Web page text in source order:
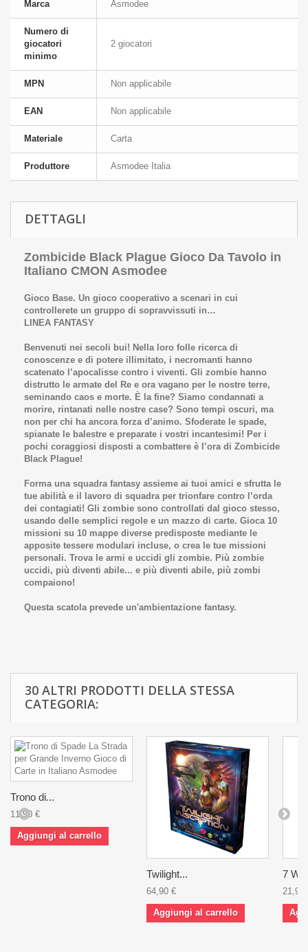
Marca Asmodee
Numero di
giocatori
minimo
2 giocatori
MPN Non applicabile
EAN Non applicabile
Materiale Carta
Produttore Asmodee Italia
DETTAGLI
Zombicide Black Plague Gioco Da Tavolo in
Italiano CMON Asmodee
Gioco Base. Un gioco cooperativo a scenari in cui
controllerete un gruppo di sopravvissuti in…
LINEA FANTASY
Benvenuti nei secoli bui! Nella loro folle ricerca di
conoscenze e di potere illimitato, i necromanti hanno
scatenato l’apocalisse contro i viventi. Gli zombie hanno
distrutto le armate del Re e ora vagano per le nostre terre,
seminando caos e morte. È la fine? Siamo condannati a
morire, rintanati nelle nostre case? Sono tempi oscuri, ma
non per chi ha ancora forza d’animo. Sfoderate le spade,
spianate le balestre e preparate i vostri incantesimi! Per i
pochi coraggiosi disposti a combattere è l’ora di Zombicide
Black Plague!
Forma una squadra fantasy assieme ai tuoi amici e sfrutta le
tue abilità e il lavoro di squadra per trionfare contro l’orda
dei contagiati! Gli zombie sono controllati dal gioco stesso,
usando delle semplici regole e un mazzo di carte. Gioca 10
missioni su 10 mappe diverse predisposte mediante le
apposite tessere modulari incluse, o crea le tue missioni
personali. Trova le armi e uccidi gli zombie. Più zombie
uccidi, più diventi abile... e più diventi abile, più zombi
compaiono!
Questa scatola prevede un'ambientazione fantasy.
30 ALTRI PRODOTTI DELLA STESSA
CATEGORIA:
Trono di...
11,90 €
Aggiungi al carrello
Twilight...
64,90 €
Aggiungi al carrello
7
21,90